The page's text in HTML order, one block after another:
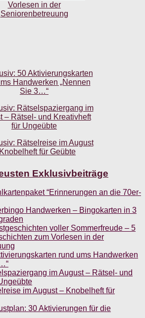
Exklusivbeiträge
“Erinnerungen an die 70er-
Handwerken – Bingokarten in 3
voller Sommerfreude – 5
zum Vorlesen in der
rund ums Handwerken
im August – Rätsel- und
im August – Knobelheft für
30 Aktivierungen für die